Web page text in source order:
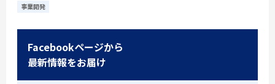
事業開発
Facebookページから
最新情報をお届け